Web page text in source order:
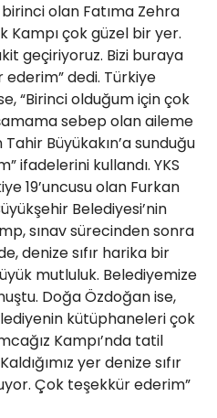
olan Fatıma Zehra
Kampı çok güzel bir yer.
geçiriyoruz. Bizi buraya
dedi. Türkiye
“Birinci olduğum için çok
sebep olan aileme
Büyükakın’a sunduğu
ifadelerini kullandı. YKS
19’uncusu olan Furkan
Belediyesi’nin
sınav sürecinden sonra
denize sıfır harika bir
mutluluk. Belediyemize
Doğa Özdoğan ise,
kütüphaneleri çok
Kampı’nda tatil
yer denize sıfır
Çok teşekkür ederim”